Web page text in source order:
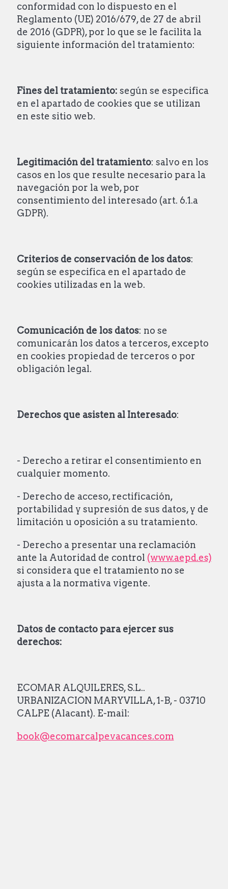
conformidad con lo dispuesto en el
Reglamento (UE) 2016/679, de 27 de abril
de 2016 (GDPR), por lo que se le facilita la
siguiente información del tratamiento:
Fines del tratamiento: según se especifica
en el apartado de cookies que se utilizan
en este sitio web.
Legitimación del tratamiento: salvo en los
casos en los que resulte necesario para la
navegación por la web, por
consentimiento del interesado (art. 6.1.a
GDPR).
Criterios de conservación de los datos:
según se especifica en el apartado de
cookies utilizadas en la web.
Comunicación de los datos: no se
comunicarán los datos a terceros, excepto
en cookies propiedad de terceros o por
obligación legal.
Derechos que asisten al Interesado:
- Derecho a retirar el consentimiento en
cualquier momento.
- Derecho de acceso, rectificación,
portabilidad y supresión de sus datos, y de
limitación u oposición a su tratamiento.
- Derecho a presentar una reclamación
ante la Autoridad de control (www.aepd.es)
si considera que el tratamiento no se
ajusta a la normativa vigente.
Datos de contacto para ejercer sus
derechos:
ECOMAR ALQUILERES, S.L..
URBANIZACION MARYVILLA, 1-B, - 03710
CALPE (Alacant). E-mail:
book@ecomarcalpevacances.com